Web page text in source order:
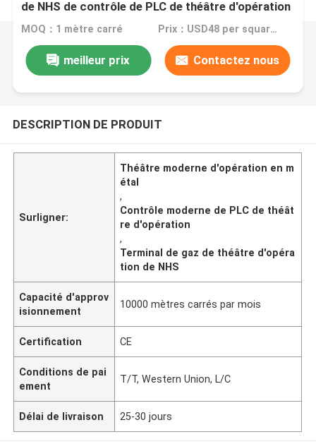
de NHS de contrôle de PLC de théâtre d'opération
en métal
MOQ：1 mètre carré Prix：USD48 per square meter
meilleur prix Contactez nous
DESCRIPTION DE PRODUIT
Surligner:
Théâtre moderne d'opération en m
étal
,
Contrôle moderne de PLC de théât
re d'opération
,
Terminal de gaz de théâtre d'opéra
tion de NHS
Capacité d'approv
isionnement
10000 mètres carrés par mois
Certification CE
Conditions de pai
ement
T/T, Western Union, L/C
Délai de livraison 25-30 jours